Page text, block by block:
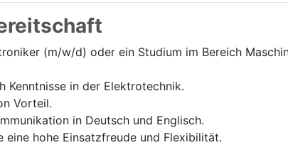
(m/w/d) oder ein Studium im Bereich
Kenntnisse in der Elektrotechnik.
Vorteil.
in Deutsch und Englisch.
hohe Einsatzfreude und Flexibilität.